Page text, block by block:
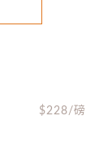
$228/磅